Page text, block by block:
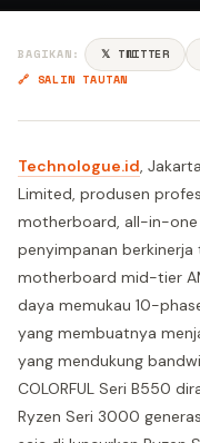
BAGIKAN: 𝕏 TWITTER
🔗 SALIN TAUTAN
Technologue.id,
Limited, produsen
motherboard, all-in-one
penyimpanan berkinerja
motherboard mid-tier
daya memukau 10-
yang membuatnya
yang mendukung
COLORFUL Seri B550
Ryzen Seri 3000